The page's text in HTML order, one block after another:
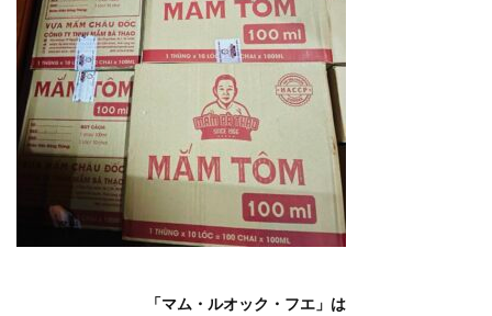
「マム・ルオック・フエ」は